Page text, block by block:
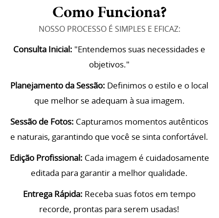
Como Funciona?
NOSSO PROCESSO É SIMPLES E EFICAZ:
Consulta Inicial: "Entendemos suas necessidades e
objetivos."
Planejamento da Sessão: Definimos o estilo e o local
que melhor se adequam à sua imagem.
Sessão de Fotos: Capturamos momentos autênticos
e naturais, garantindo que você se sinta confortável.
Edição Profissional: Cada imagem é cuidadosamente
editada para garantir a melhor qualidade.
Entrega Rápida: Receba suas fotos em tempo
recorde, prontas para serem usadas!